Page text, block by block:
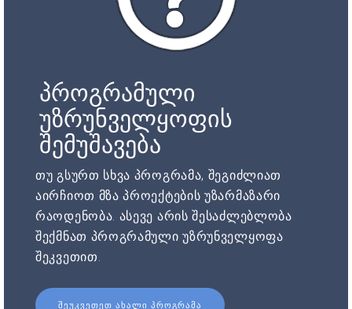
პროგრამული
უზრუნველყოფის
შემუშავება
თუ გსურთ სხვა პროგრამა, შეგიძლიათ
აირჩიოთ მზა პროექტების უზარმაზარი
რაოდენობა. ასევე არის შესაძლებლობა
შექმნათ პროგრამული უზრუნველყოფა
შეკვეთით.
ᲨᲔᲣᲙᲕᲔᲗᲔᲗ ᲐᲮᲐᲚᲘ ᲞᲠᲝᲒᲠᲐᲛᲐ